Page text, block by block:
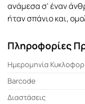
ανάµεσα σ’ έναν
ήταν σπάνιο και,
Πληροφορίες
Ημερομηνία
Barcode
Διαστάσεις